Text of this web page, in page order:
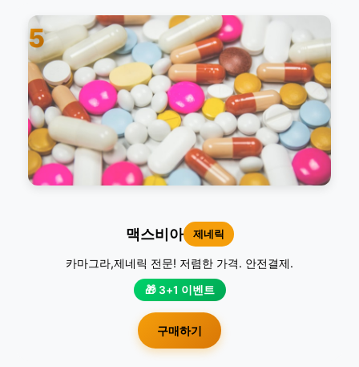
5
맥스비아 제네릭
카마그라,제네릭 전문! 저렴한 가격. 안전결제.
🎁 3+1 이벤트
구매하기